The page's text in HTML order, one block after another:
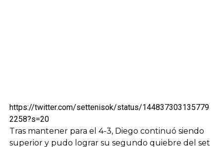
https://twitter.com/settenisok/status/144837303135779
2258?s=20
Tras mantener para el 4-3, Diego continuó siendo
superior y pudo lograr su segundo quiebre del set